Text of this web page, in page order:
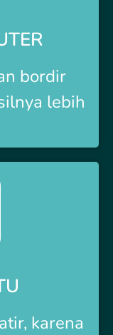
bordir
lebih
karena